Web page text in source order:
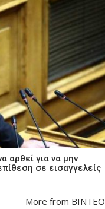
αρθεί για να μην
σε εισαγγελείς
More from ΒΙΝΤΕΟ